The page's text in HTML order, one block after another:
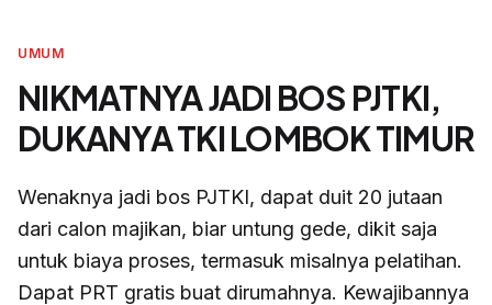
UMUM
NIKMATNYA JADI BOS PJTKI,
DUKANYA TKI LOMBOK TIMUR
Wenaknya jadi bos PJTKI, dapat duit 20 jutaan
dari calon majikan, biar untung gede, dikit saja
untuk biaya proses, termasuk misalnya pelatihan.
Dapat PRT gratis buat dirumahnya. Kewajibannya